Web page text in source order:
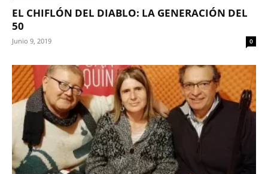
EL CHIFLÓN DEL DIABLO: LA GENERACIÓN DEL
50
Junio 9, 2019 0